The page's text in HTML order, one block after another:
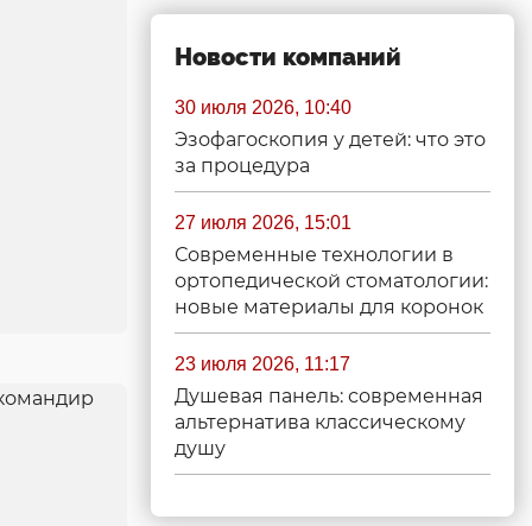
Новости компаний
30 июля 2026, 10:40
Эзофагоскопия у детей: что это
за процедура
27 июля 2026, 15:01
Современные технологии в
ортопедической стоматологии:
новые материалы для коронок
23 июля 2026, 11:17
Душевая панель: современная
альтернатива классическому
душу